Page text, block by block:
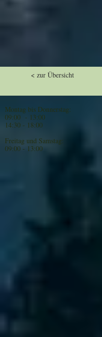
< zur Übersicht
Montag bis Donnerstag:
09:00 - 13:00
14:30 - 18:00
Freitag und Samstag:
09:00 - 13:00